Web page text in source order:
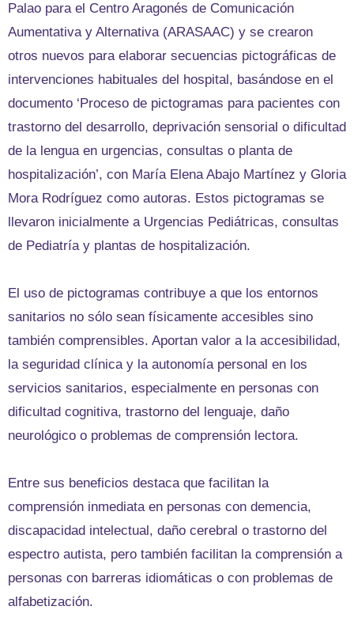
Palao para el Centro Aragonés de Comunicación
Aumentativa y Alternativa (ARASAAC) y se crearon
otros nuevos para elaborar secuencias pictográficas de
intervenciones habituales del hospital, basándose en el
documento ‘Proceso de pictogramas para pacientes con
trastorno del desarrollo, deprivación sensorial o dificultad
de la lengua en urgencias, consultas o planta de
hospitalización’, con María Elena Abajo Martínez y Gloria
Mora Rodríguez como autoras. Estos pictogramas se
llevaron inicialmente a Urgencias Pediátricas, consultas
de Pediatría y plantas de hospitalización.
El uso de pictogramas contribuye a que los entornos
sanitarios no sólo sean físicamente accesibles sino
también comprensibles. Aportan valor a la accesibilidad,
la seguridad clínica y la autonomía personal en los
servicios sanitarios, especialmente en personas con
dificultad cognitiva, trastorno del lenguaje, daño
neurológico o problemas de comprensión lectora.
Entre sus beneficios destaca que facilitan la
comprensión inmediata en personas con demencia,
discapacidad intelectual, daño cerebral o trastorno del
espectro autista, pero también facilitan la comprensión a
personas con barreras idiomáticas o con problemas de
alfabetización.